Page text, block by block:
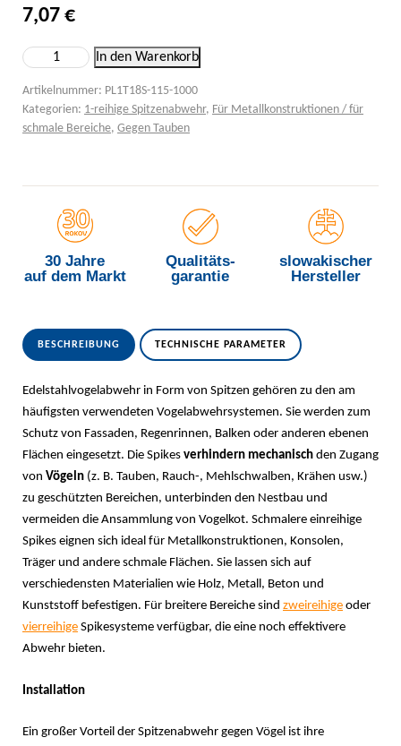
7,07 €
Einreihige Spitzenabwehr gegen Vögel Menge
In den Warenkorb
Artikelnummer: PL1T18S-115-1000
Kategorien: 1-reihige Spitzenabwehr, Für Metallkonstruktionen / für
schmale Bereiche, Gegen Tauben
30 Jahre
auf dem Markt
Qualitäts-
garantie
slowakischer
Hersteller
BESCHREIBUNG TECHNISCHE PARAMETER
Edelstahlvogelabwehr in Form von Spitzen gehören zu den am
häufigsten verwendeten Vogelabwehrsystemen. Sie werden zum
Schutz von Fassaden, Regenrinnen, Balken oder anderen ebenen
Flächen eingesetzt. Die Spikes verhindern mechanisch den Zugang
von Vögeln (z. B. Tauben, Rauch-, Mehlschwalben, Krähen usw.)
zu geschützten Bereichen, unterbinden den Nestbau und
vermeiden die Ansammlung von Vogelkot. Schmalere einreihige
Spikes eignen sich ideal für Metallkonstruktionen, Konsolen,
Träger und andere schmale Flächen. Sie lassen sich auf
verschiedensten Materialien wie Holz, Metall, Beton und
Kunststoff befestigen. Für breitere Bereiche sind zweireihige oder
vierreihige Spikesysteme verfügbar, die eine noch effektivere
Abwehr bieten.
Installation
Ein großer Vorteil der Spitzenabwehr gegen Vögel ist ihre